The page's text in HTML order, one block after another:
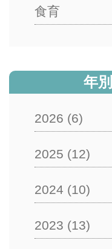
食育
年
2026 (6)
2025 (12)
2024 (10)
2023 (13)